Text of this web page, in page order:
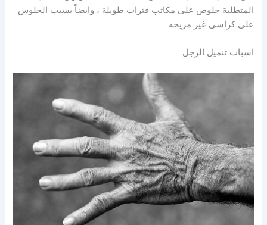
المتطلبة جلوص على مكاتب فترات طويلة ، وايضاً بسبب الجلوس
على كراسى غير مريحة
اسباب تنميل الرجل